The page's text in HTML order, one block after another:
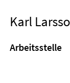
Karl
Arbeitsstelle